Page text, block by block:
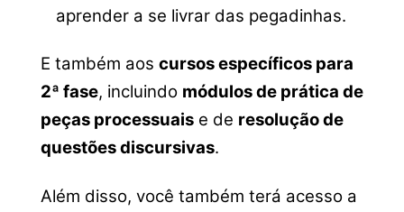
aprender a se livrar das pegadinhas.
E também aos cursos específicos para
2ª fase, incluindo módulos de prática de
peças processuaise de resolução de
questões discursivas.
Além disso, você também terá acesso a